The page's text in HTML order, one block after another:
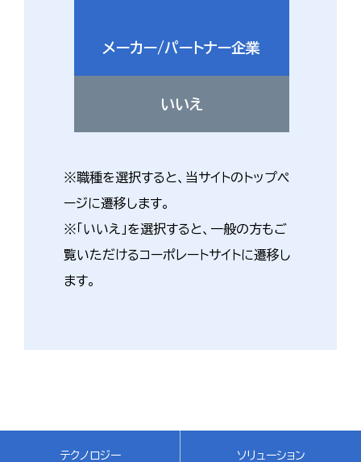
メーカー/パートナー企業
いいえ
※職種を選択すると、当サイトのトップペ
ージに遷移します。
※「いいえ」を選択すると、一般の方もご
覧いただけるコーポレートサイトに遷移し
ます。
テクノロジー ソリューション